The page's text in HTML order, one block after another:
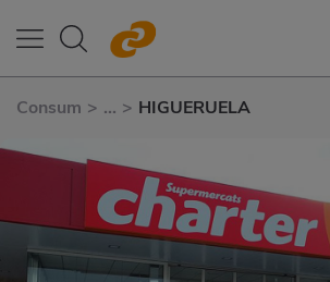
Consum > ... > HIGUERUELA